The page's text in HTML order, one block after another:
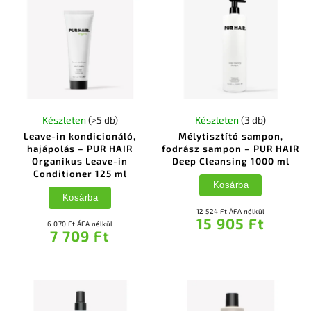
Leave-in kondicionáló,
hajápolás – PUR HAIR
Organikus Leave-in
Conditioner 125 ml
Készleten (>5 db)
6 070 Ft ÁFA nélkül
7 709 Ft
Kosárba
Mélytisztító sampon,
fodrász sampon – PUR HAIR
Deep Cleansing 1000 ml
Készleten(3 db)
12 524 Ft ÁFA nélkül
15 905 Ft
Kosárba